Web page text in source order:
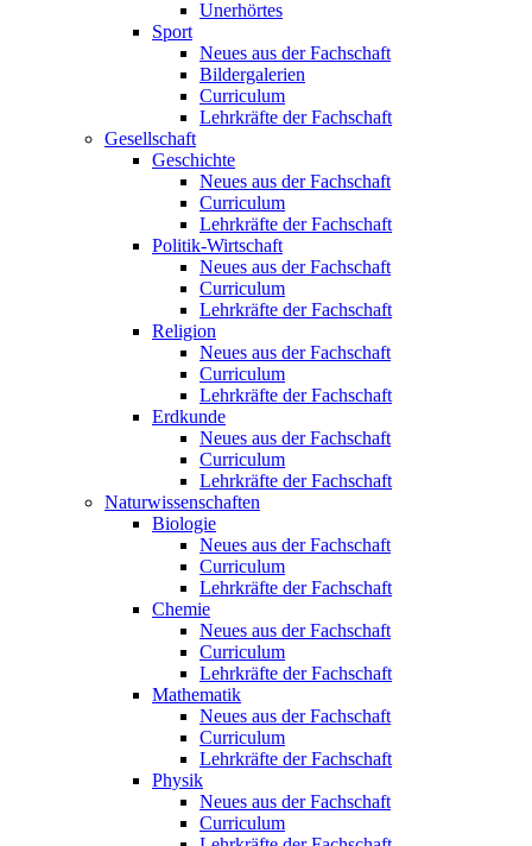
Unerhörtes
Sport
Neues aus der Fachschaft
Bildergalerien
Curriculum
Lehrkräfte der Fachschaft
Gesellschaft
Geschichte
Neues aus der Fachschaft
Curriculum
Lehrkräfte der Fachschaft
Politik-Wirtschaft
Neues aus der Fachschaft
Curriculum
Lehrkräfte der Fachschaft
Religion
Neues aus der Fachschaft
Curriculum
Lehrkräfte der Fachschaft
Erdkunde
Neues aus der Fachschaft
Curriculum
Lehrkräfte der Fachschaft
Naturwissenschaften
Biologie
Neues aus der Fachschaft
Curriculum
Lehrkräfte der Fachschaft
Chemie
Neues aus der Fachschaft
Curriculum
Lehrkräfte der Fachschaft
Mathematik
Neues aus der Fachschaft
Curriculum
Lehrkräfte der Fachschaft
Physik
Neues aus der Fachschaft
Curriculum